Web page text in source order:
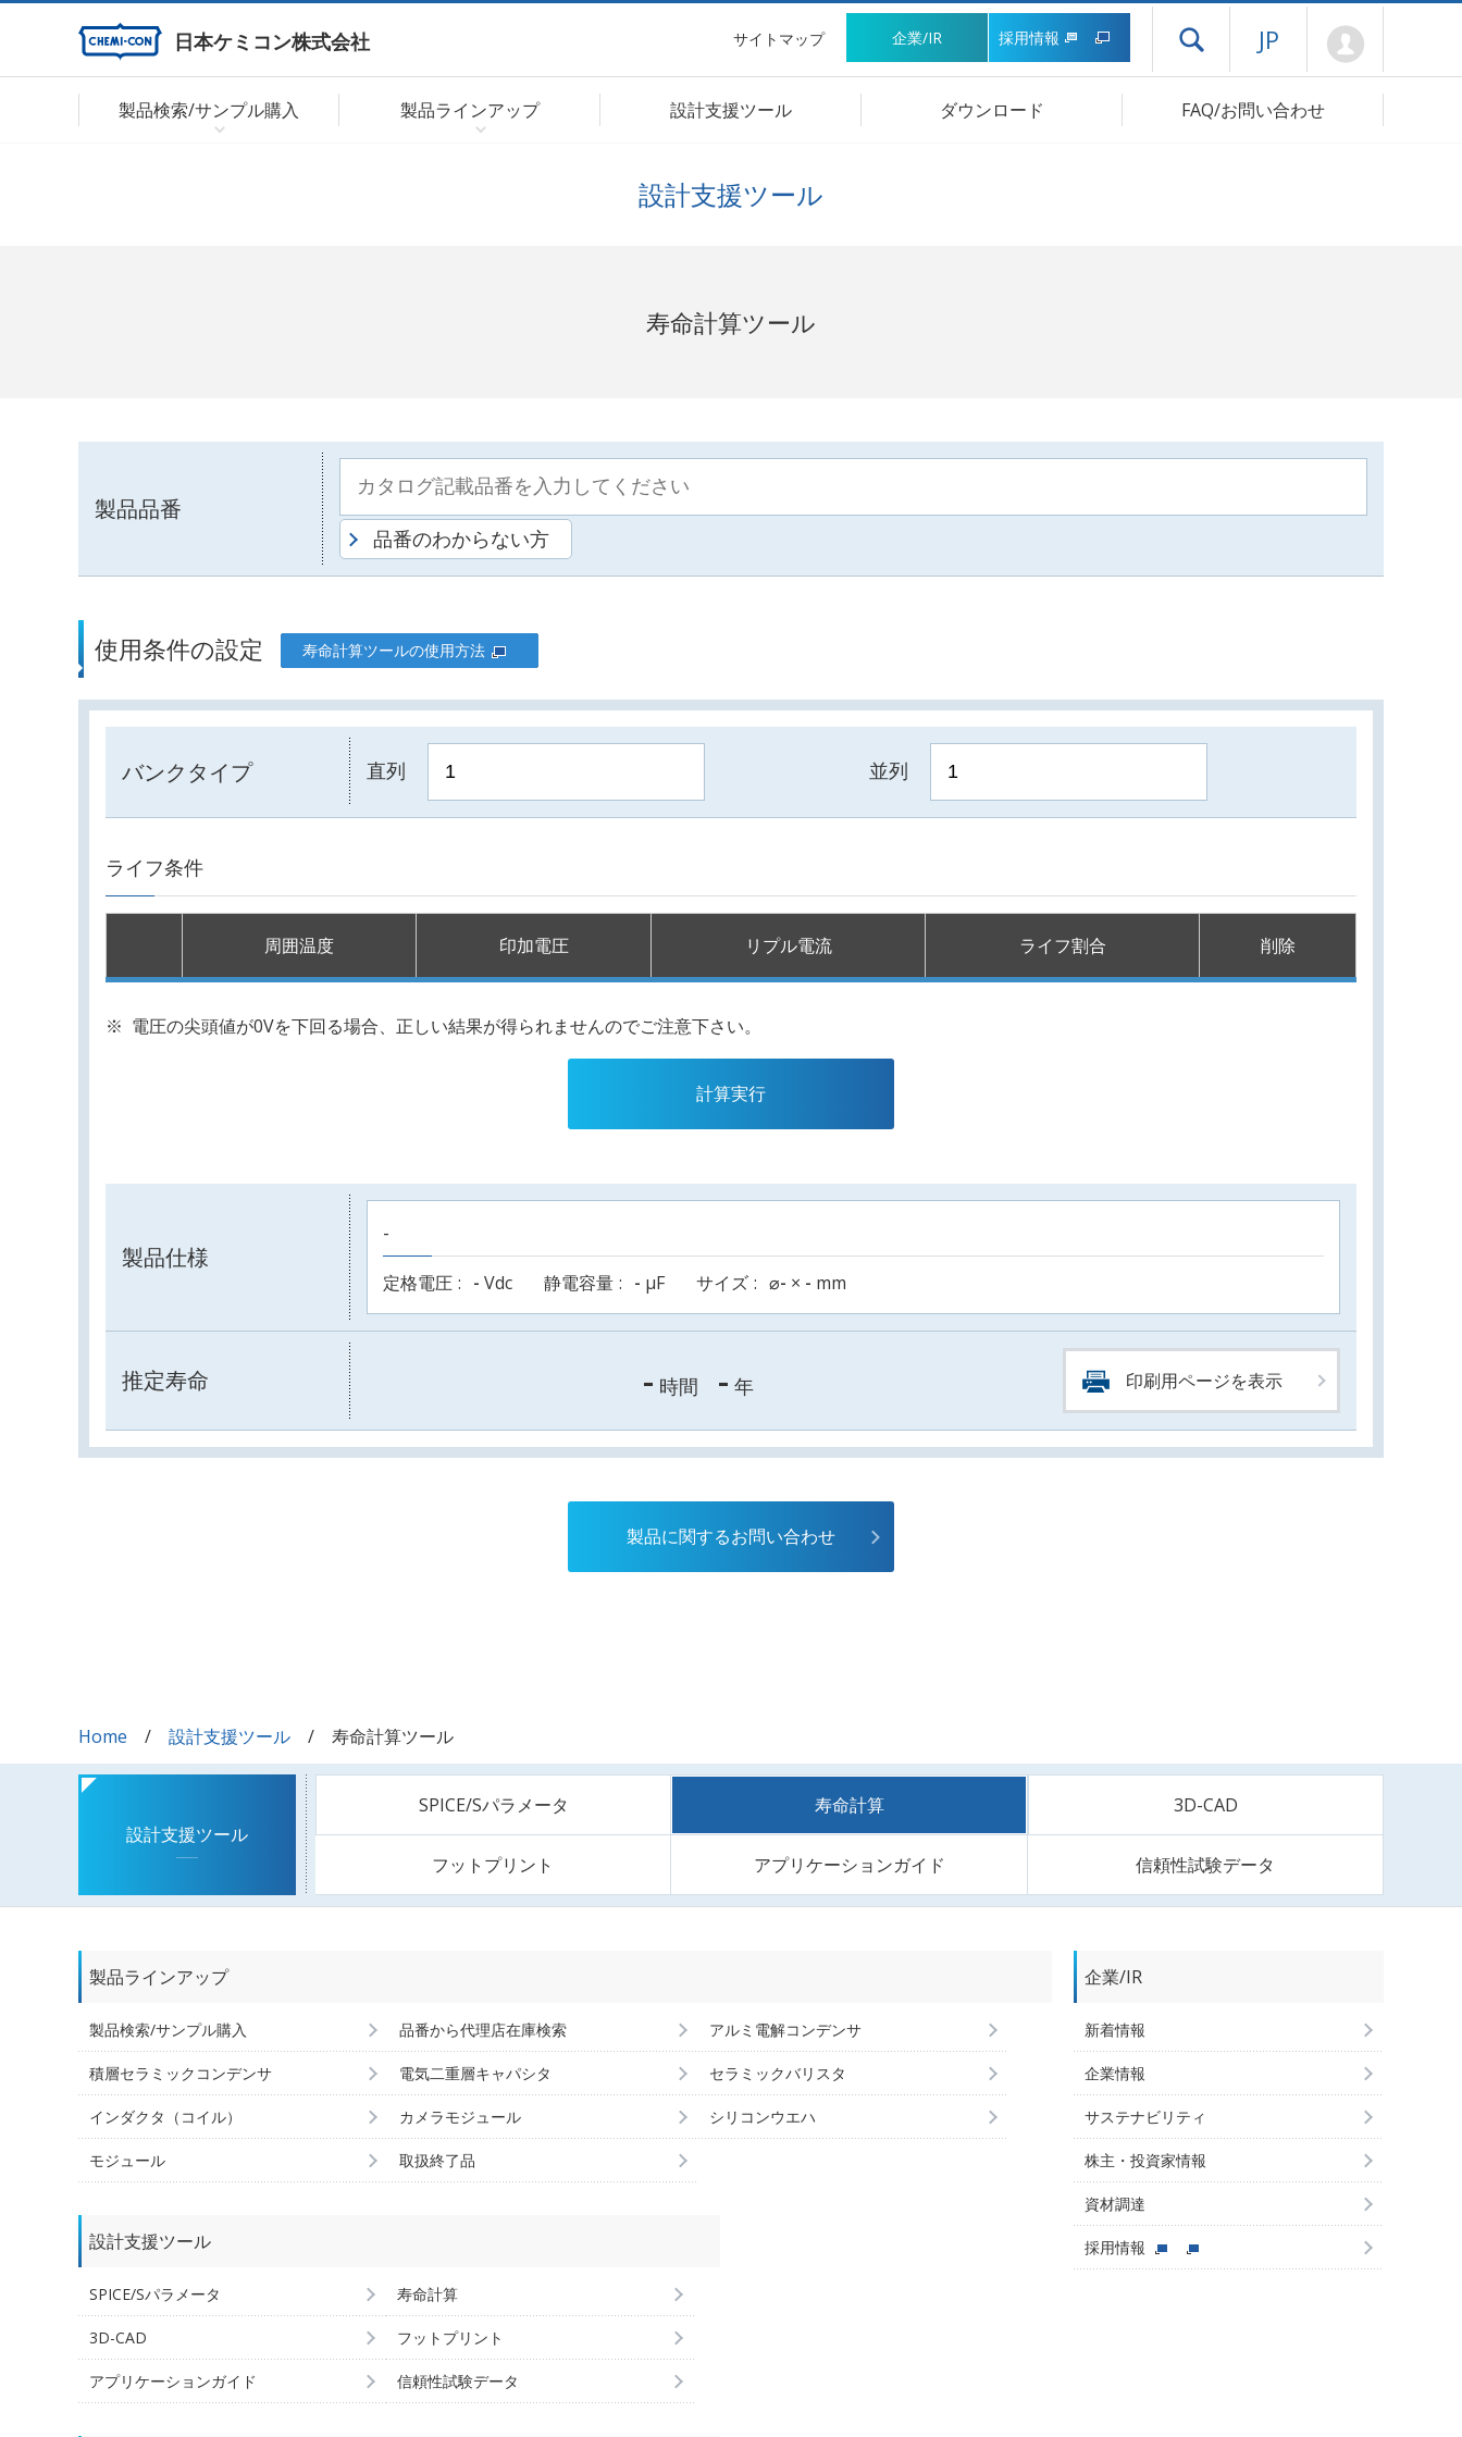
日本ケミコン株式会社 サイトマップ 企業/IR 採用情報 ドロワーメニューを開く
JP
製品検索/サンプル購入 製品ラインアップ 設計支援ツール ダウンロード FAQ/お問い合わせ
設計支援ツール
寿命計算ツール
製品品番
品番のわからない方
使用条件の設定 寿命計算ツールの使用方法
バンクタイプ 直列 並列
ライフ条件
周囲温度 印加電圧 リプル電流 ライフ割合 削除
電圧の尖頭値が0Vを下回る場合、正しい結果が得られませんのでご注意下さい。
計算実行
製品仕様
-
定格電圧 - Vdc 静電容量 - µF サイズ ⌀- × - mm
推定寿命 - 時間 - 年 印刷用ページを表示
製品に関するお問い合わせ
Home 設計支援ツール 寿命計算ツール
設計支援ツール
SPICE/Sパラメータ 寿命計算 3D-CAD
フットプリント アプリケーションガイド 信頼性試験データ
製品ラインアップ
製品検索/サンプル購入 品番から代理店在庫検索 アルミ電解コンデンサ
積層セラミックコンデンサ 電気二重層キャパシタ セラミックバリスタ
インダクタ（コイル） カメラモジュール シリコンウエハ
モジュール 取扱終了品
設計支援ツール
SPICE/Sパラメータ 寿命計算
3D-CAD フットプリント
アプリケーションガイド 信頼性試験データ
企業/IR
新着情報
企業情報
サステナビリティ
株主・投資家情報
資材調達
採用情報